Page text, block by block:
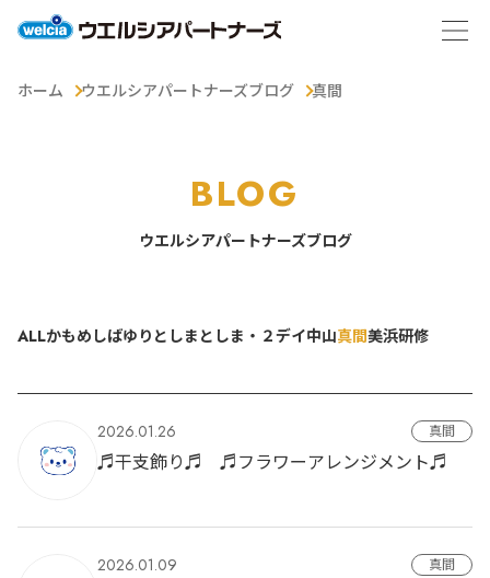
ホーム ウエルシアパートナーズブログ 真間
BLOG
ウエルシアパートナーズブログ
ALLかもめ しばゆり としま としま・２デイ中山真間美浜研修
2026.01.26 真間
♬干支飾り♬ ♬フラワーアレンジメント♬
2026.01.09 真間